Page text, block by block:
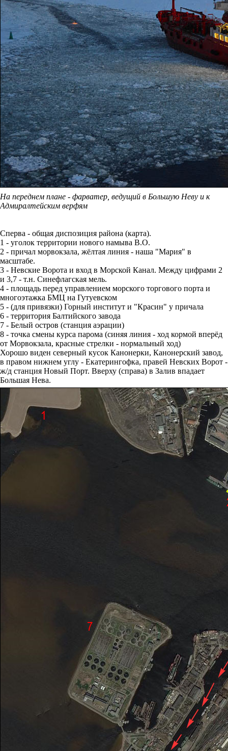
На переднем плане - фарватер, ведущий в Большую Неву и к
Адмиралтейским верфям
Сперва - общая диспозиция района (карта).
1 - уголок территории нового намыва В.О.
2 - причал морвокзала, жёлтая линия - наша "Мария" в
масштабе.
3 - Невские Ворота и вход в Морской Канал. Между цифрами 2
и 3,7 - т.н. Синефлагская мель.
4 - площадь перед управлением морского торгового порта и
многоэтажка БМЦ на Гутуевском
5 - (для привязки) Горный институт и "Красин" у причала
6 - территория Балтийского завода
7 - Белый остров (станция аэрации)
8 - точка смены курса парома (синяя линия - ход кормой вперёд
от Морвокзала, красные стрелки - нормальный ход)
Хорошо виден северный кусок Канонерки, Канонерский завод,
в правом нижнем углу - Екатерингофка, правей Невских Ворот -
ж/д станция Новый Порт. Вверху (справа) в Залив впадает
Большая Нева.